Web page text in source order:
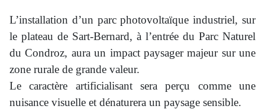
L’installation d’un parc photovoltaïque industriel, sur
le plateau de Sart-Bernard, à l’entrée du Parc Naturel
du Condroz, aura un impact paysager majeur sur une
zone rurale de grande valeur.
Le caractère artificialisant sera perçu comme une
nuisance visuelle et dénaturera un paysage sensible.